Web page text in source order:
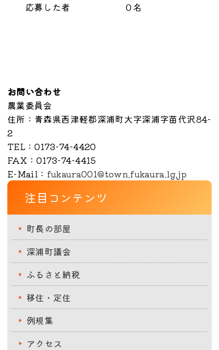
応募した者 ０名
お問い合わせ
農業委員会
住所 ：青森県西津軽郡深浦町大字深浦字苗代沢84-
2
TEL ：0173-74-4420
FAX ：0173-74-4415
E-Mail ： fukaura001@town.fukaura.lg.jp
注目コンテンツ
町長の部屋
深浦町議会
ふるさと納税
移住・定住
例規集
アクセス